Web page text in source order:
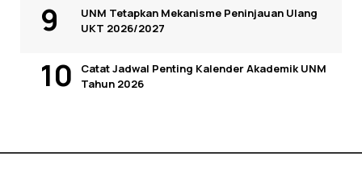
UNM Tetapkan Mekanisme Peninjauan Ulang
UKT 2026/2027
Catat Jadwal Penting Kalender Akademik UNM
Tahun 2026